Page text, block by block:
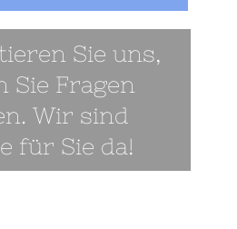
Sie uns,
Sie Fragen
Wir sind
für Sie da!